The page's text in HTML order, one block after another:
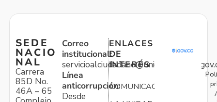
SEDE
NACIO
NAL
Carrera
85D No.
46A – 65
Correo
institucional:
Línea
anticorrupción:
Desde
ENLACES
DE
INTERÉS
COMUNICACIONES